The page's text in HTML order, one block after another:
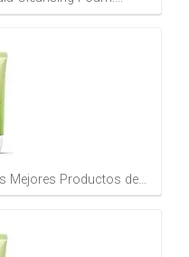
Mejores Productos de…